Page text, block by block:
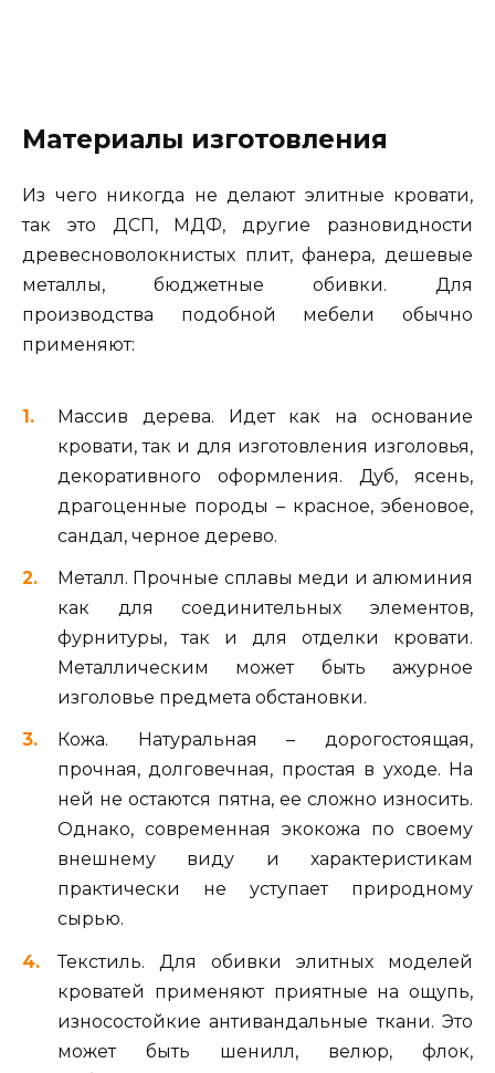
Материалы изготовления
Из чего никогда не делают элитные кровати,
так это ДСП, МДФ, другие разновидности
древесноволокнистых плит, фанера, дешевые
металлы, бюджетные обивки. Для
производства подобной мебели обычно
применяют:
Массив дерева. Идет как на основание
кровати, так и для изготовления изголовья,
декоративного оформления. Дуб, ясень,
драгоценные породы – красное, эбеновое,
сандал, черное дерево.
Металл. Прочные сплавы меди и алюминия
как для соединительных элементов,
фурнитуры, так и для отделки кровати.
Металлическим может быть ажурное
изголовье предмета обстановки.
Кожа. Натуральная – дорогостоящая,
прочная, долговечная, простая в уходе. На
ней не остаются пятна, ее сложно износить.
Однако, современная экокожа по своему
внешнему виду и характеристикам
практически не уступает природному
сырью.
Текстиль. Для обивки элитных моделей
кроватей применяют приятные на ощупь,
износостойкие антивандальные ткани. Это
может быть шенилл, велюр, флок,